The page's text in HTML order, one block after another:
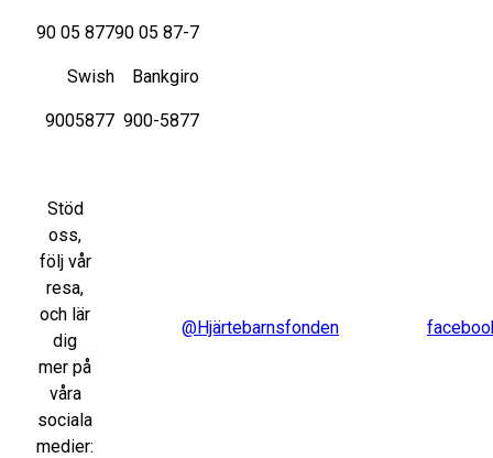
90 05 877
Swish
9005877
90 05 87-7
Bankgiro
900-5877
Stöd
oss,
följ vår
resa,
och lär
dig
mer på
våra
sociala
medier:
@Hjärtebarnsfonden